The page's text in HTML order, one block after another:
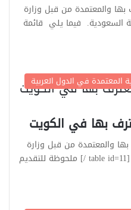
بها والمعتمدة من قبل وزارة
السعودية. فيما يلي قائمة
المعتمدة في الدول العربية
بها في الكويت
بها والمعتمدة من قبل وزارة
التعليم العالي في دولة الكويت [table id=11 /] ملحوظة للتقديم